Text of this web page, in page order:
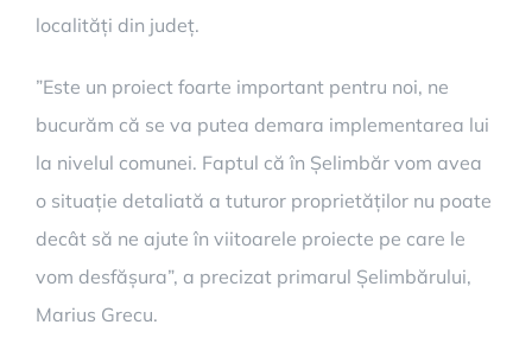
localități din județ.
”Este un proiect foarte important pentru noi, ne
bucurăm că se va putea demara implementarea lui
la nivelul comunei. Faptul că în Șelimbăr vom avea
o situație detaliată a tuturor proprietăților nu poate
decât să ne ajute în viitoarele proiecte pe care le
vom desfășura”, a precizat primarul Șelimbărului,
Marius Grecu.